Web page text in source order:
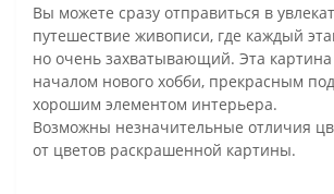
Вы можете сразу отправиться в
путешествие живописи, где каждый
но очень захватывающий. Эта картина
началом нового хобби, прекрасным
хорошим элементом интерьера.
Возможны незначительные отличия
от цветов раскрашенной картины.